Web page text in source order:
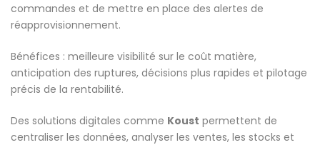
commandes et de mettre en place des alertes de
réapprovisionnement.
Bénéfices : meilleure visibilité sur le coût matière,
anticipation des ruptures, décisions plus rapides et pilotage
précis de la rentabilité.
Des solutions digitales comme Koust permettent de
centraliser les données, analyser les ventes, les stocks et